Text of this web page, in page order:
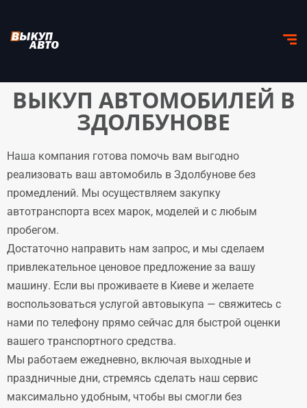
ВЫКУП АВТОМОБИЛЕЙ В
ЗДОЛБУНОВЕ
Наша компания готова помочь вам выгодно
реализовать ваш автомобиль в Здолбунове без
промедлений. Мы осуществляем закупку
автотранспорта всех марок, моделей и с любым
пробегом.
Достаточно направить нам запрос, и мы сделаем
привлекательное ценовое предложение за вашу
машину. Если вы проживаете в Киеве и желаете
воспользоваться услугой автовыкупа — свяжитесь с
нами по телефону прямо сейчас для быстрой оценки
вашего транспортного средства.
Мы работаем ежедневно, включая выходные и
праздничные дни, стремясь сделать наш сервис
максимально удобным, чтобы вы смогли без